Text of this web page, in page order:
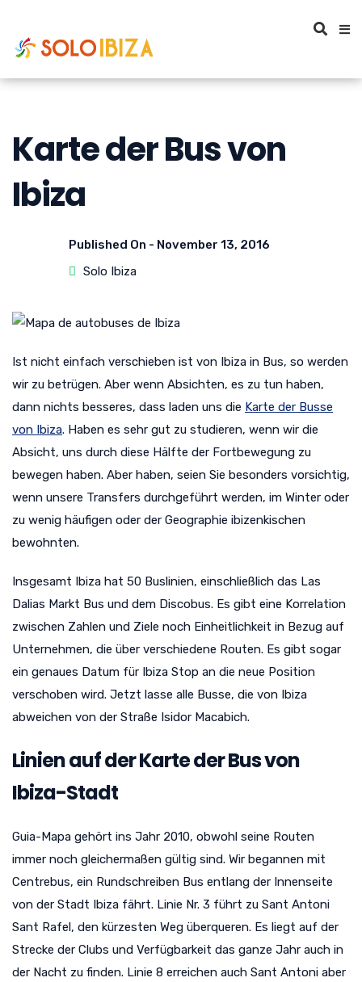
Karte der Bus von
Ibiza
Published On - November 13, 2016
Solo Ibiza
Ist nicht einfach verschieben ist von Ibiza in Bus, so werden
wir zu betrügen. Aber wenn Absichten, es zu tun haben,
dann nichts besseres, dass laden uns die Karte der Busse
von Ibiza. Haben es sehr gut zu studieren, wenn wir die
Absicht, uns durch diese Hälfte der Fortbewegung zu
bewegen haben. Aber haben, seien Sie besonders vorsichtig,
wenn unsere Transfers durchgeführt werden, im Winter oder
zu wenig häufigen oder der Geographie ibizenkischen
bewohnten.
Insgesamt Ibiza hat 50 Buslinien, einschließlich das Las
Dalias Markt Bus und dem Discobus. Es gibt eine Korrelation
zwischen Zahlen und Ziele noch Einheitlichkeit in Bezug auf
Unternehmen, die über verschiedene Routen. Es gibt sogar
ein genaues Datum für Ibiza Stop an die neue Position
verschoben wird. Jetzt lasse alle Busse, die von Ibiza
abweichen von der Straße Isidor Macabich.
Linien auf der Karte der Bus von
Ibiza-Stadt
Guia-Mapa gehört ins Jahr 2010, obwohl seine Routen
immer noch gleichermaßen gültig sind. Wir begannen mit
Centrebus, ein Rundschreiben Bus entlang der Innenseite
von der Stadt Ibiza fährt. Linie Nr. 3 führt zu Sant Antoni
Sant Rafel, den kürzesten Weg überqueren. Es liegt auf der
Strecke der Clubs und Verfügbarkeit das ganze Jahr auch in
der Nacht zu finden. Linie 8 erreichen auch Sant Antoni aber